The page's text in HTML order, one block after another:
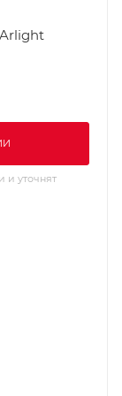
Arlight
и уточнят